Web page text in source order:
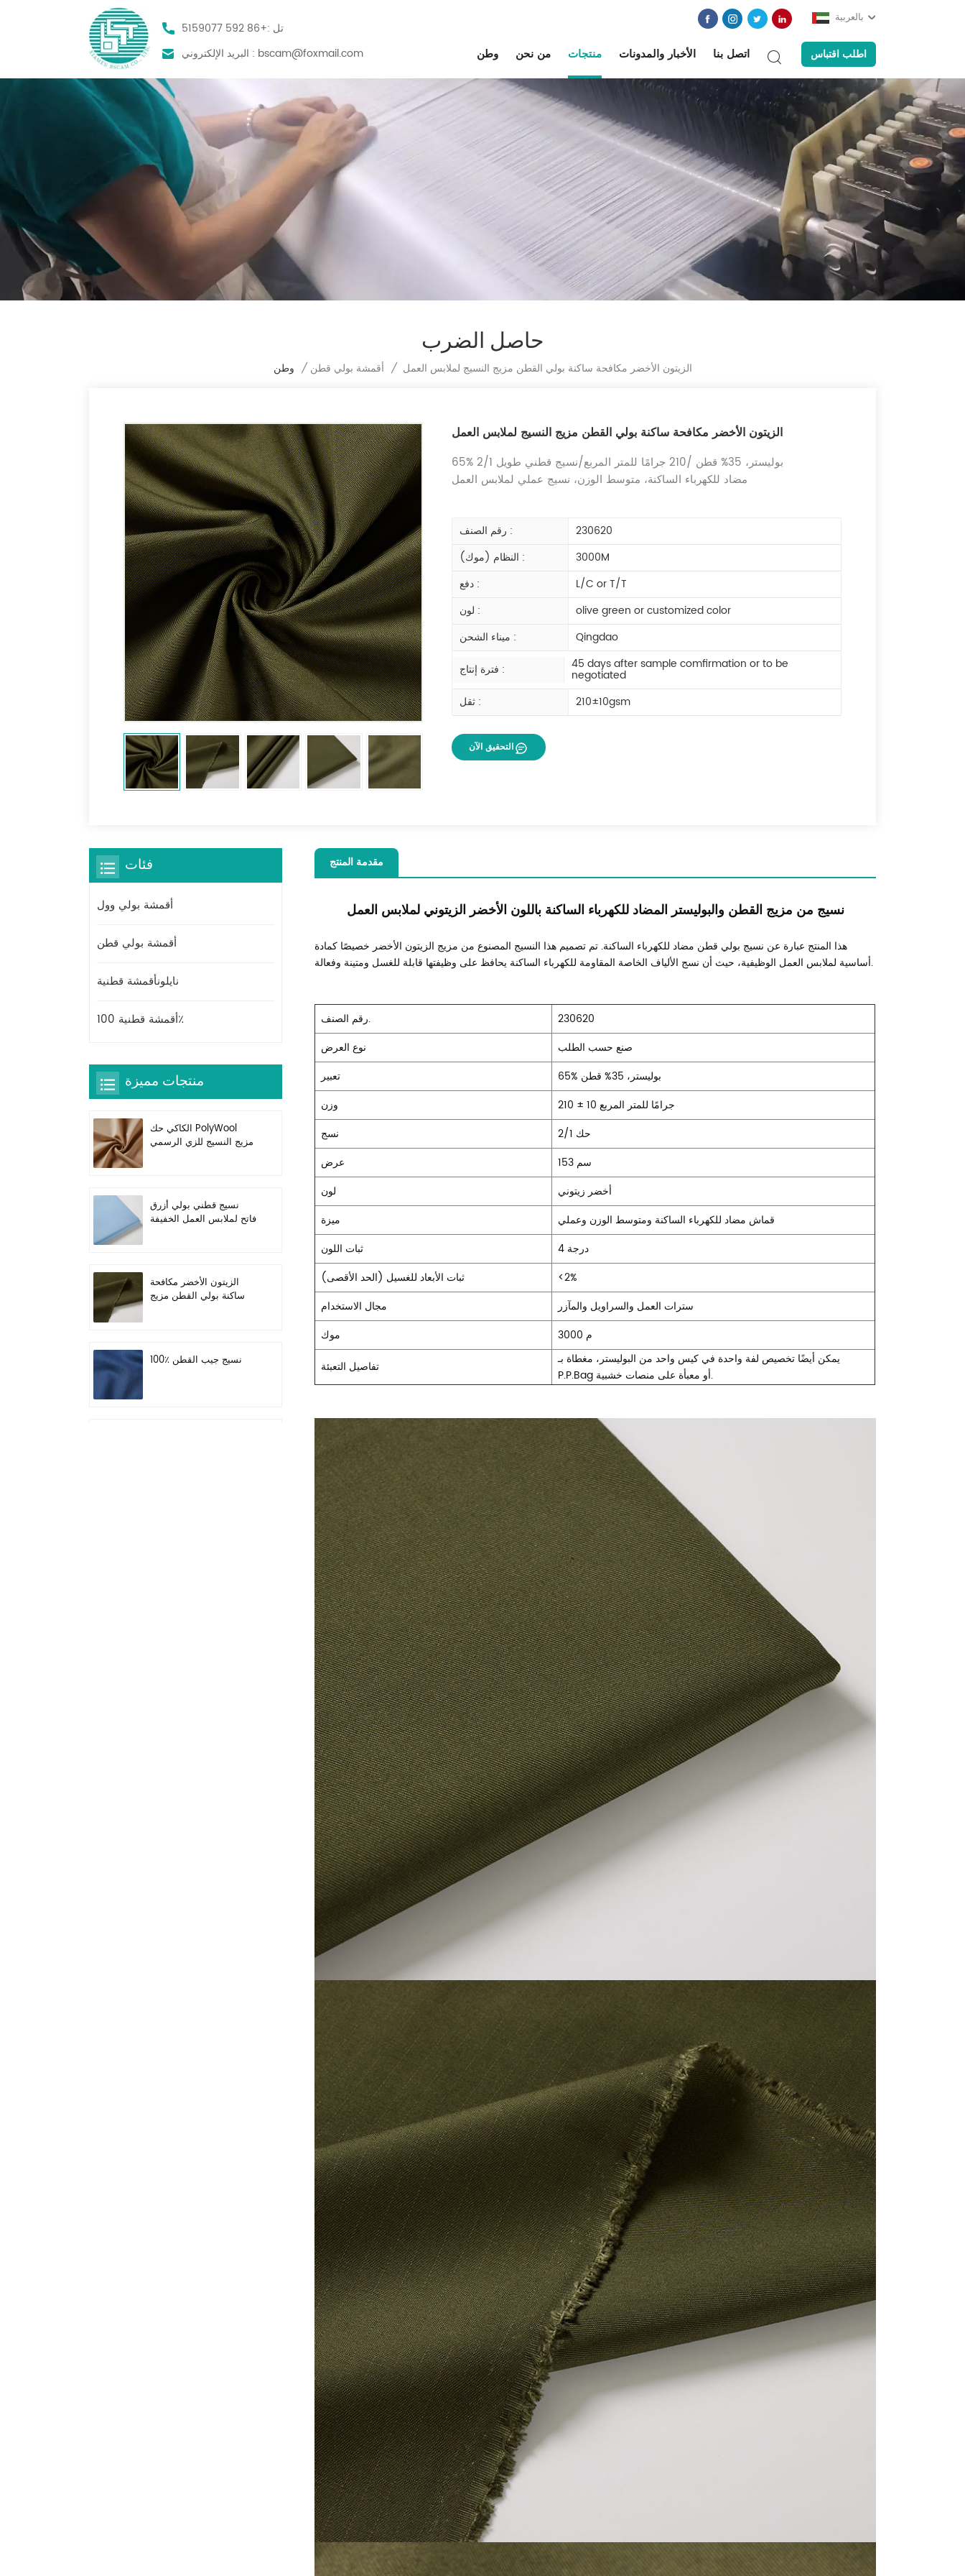
تل :+86 592 5159077
البريد الإلكتروني : bscam@foxmail.com
بالعربية
وطن من نحن منتجات الأخبار والمدونات اتصل بنا اطلب اقتباس
حاصل الضرب
وطن / أقمشة بولي قطن / الزيتون الأخضر مكافحة ساكنة بولي القطن مزيج النسيج لملابس العمل
الزيتون الأخضر مكافحة ساكنة بولي القطن مزيج النسيج لملابس العمل
65% بوليستر، 35% قطن /210 جرامًا للمتر المربع/نسيج قطني طويل 2/1
مضاد للكهرباء الساكنة، متوسط الوزن، نسيج عملي لملابس العمل
رقم الصنف :
230620
النظام (موك) :
3000M
دفع :
L/C or T/T
لون :
olive green or customized color
ميناء الشحن :
Qingdao
فترة إنتاج :
45 days after sample comfirmation or to be
negotiated
ثقل :
210±10gsm
التحقيق الآن
مقدمة المنتج
نسيج من مزيج القطن والبوليستر المضاد للكهرباء الساكنة باللون الأخضر الزيتوني لملابس العمل
هذا المنتج عبارة عن نسيج بولي قطن مضاد للكهرباء الساكنة. تم تصميم هذا النسيج المصنوع من مزيج الزيتون الأخضر خصيصًا كمادة
أساسية لملابس العمل الوظيفية، حيث أن نسج الألياف الخاصة المقاومة للكهرباء الساكنة يحافظ على وظيفتها قابلة للغسل ومتينة وفعالة.
رقم الصنف.
230620
نوع العرض
صنع حسب الطلب
تعبير
65% بوليستر، 35% قطن
وزن
210 ± 10 جرامًا للمتر المربع
نسج
حك 2/1
عرض
153 سم
لون
أخضر زيتوني
ميزة
قماش مضاد للكهرباء الساكنة ومتوسط الوزن وعملي
ثبات اللون
4 درجة
ثبات الأبعاد للغسيل (الحد الأقصى)
<2%
مجال الاستخدام
سترات العمل والسراويل والمآزر
موك
3000 م
تفاصيل التعبئة
يمكن أيضًا تخصيص لفة واحدة في كيس واحد من البوليستر، مغطاة بـ
P.P.Bag أو معبأة على منصات خشبية.
فئات
أقمشة بولي وول
أقمشة بولي قطن
نايلونأقمشة قطنية
أقمشة قطنية 100٪
منتجات مميزة
الكاكي حك PolyWool
مزيج النسيج للزي الرسمي
نسيج قطني بولي أزرق
فاتح لملابس العمل الخفيفة
الزيتون الأخضر مكافحة
ساكنة بولي القطن مزيج
100٪ نسيج جيب القطن